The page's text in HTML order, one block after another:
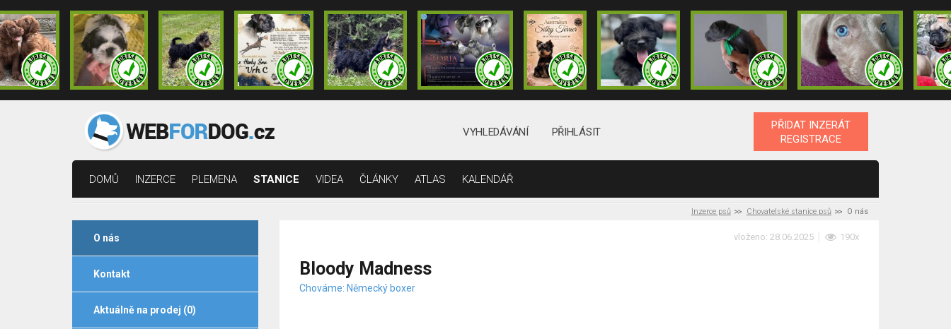
VYHLEDÁVÁNÍ PŘIHLÁSIT
PŘIDAT INZERÁT
REGISTRACE
DOMŮ INZERCE PLEMENA STANICE VIDEA ČLÁNKY ATLAS KALENDÁŘ
Inzerce psů Chovatelské stanice psů O nás
O nás
Kontakt
Aktuálně na prodej (0)
vloženo: 28.06.2025 190x
Bloody Madness
Chováme: Německý boxer